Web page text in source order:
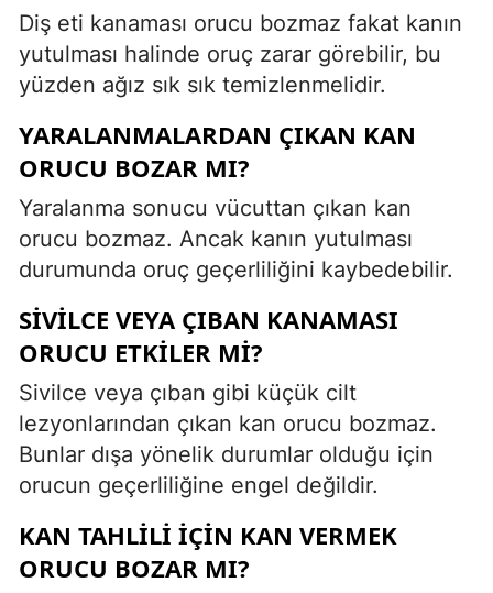
Diş eti kanaması orucu bozmaz fakat kanın
yutulması halinde oruç zarar görebilir, bu
yüzden ağız sık sık temizlenmelidir.
YARALANMALARDAN ÇIKAN KAN
ORUCU BOZAR MI?
Yaralanma sonucu vücuttan çıkan kan
orucu bozmaz. Ancak kanın yutulması
durumunda oruç geçerliliğini kaybedebilir.
SIVILCE VEYA ÇIBAN KANAMASI
ORUCU ETKILER MI?
Sivilce veya çıban gibi küçük cilt
lezyonlarından çıkan kan orucu bozmaz.
Bunlar dışa yönelik durumlar olduğu için
orucun geçerliliğine engel değildir.
KAN TAHLILI IÇIN KAN VERMEK
ORUCU BOZAR MI?